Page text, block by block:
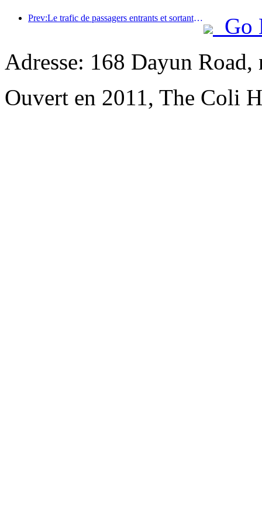
Prev:Le trafic de passagers entrants et sortants de l'aéroport de Shenzhen augmente pendant les vacances d'été, et de nombreuses compagnies aériennes étrangères augmentent leurs liaisons vers la Chine
Go
Adresse: 168 Dayun
Ouvert en 2011, The Coli